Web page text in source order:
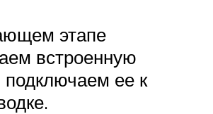
этапе
встроенную
подключаем ее к